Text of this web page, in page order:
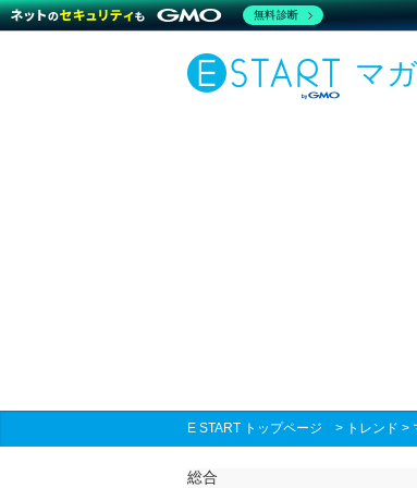
マ
E START トップページ > トレンド >
総合
無料診断